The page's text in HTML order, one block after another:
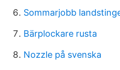
Sommarjobb
Bärplockare rusta
Nozzle på svenska